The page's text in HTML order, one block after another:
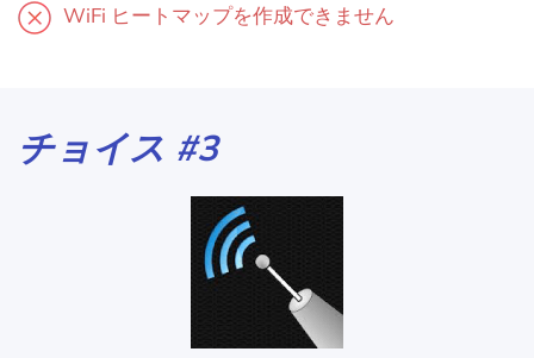
WiFi ヒートマップを作成できません
チョイス #3